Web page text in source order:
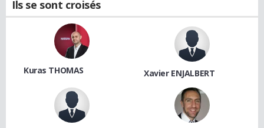
Ils se sont croisés
Kuras THOMAS Xavier ENJALBERT